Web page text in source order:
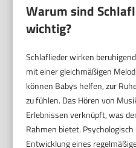
Warum sind
wichtig?
Schlaflieder wirken
mit einer gleichmäßigen
können Babys helfen, zur
zu fühlen. Das Hören von
Erlebnissen verknüpft, was
Rahmen bietet.
Entwicklung eines